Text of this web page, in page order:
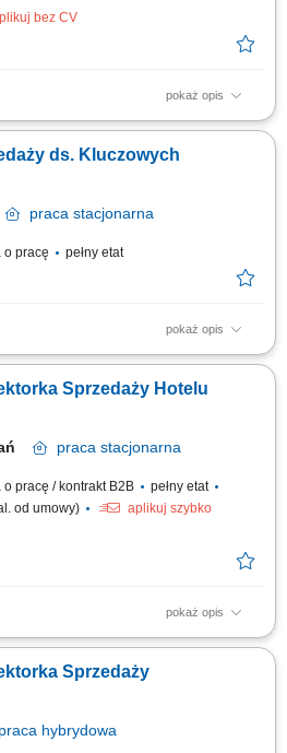
bez CV
pokaż opis
zarządzanie codzienną pracą oraz
handlowców, wyznaczanie celów
trendów rynkowych.
ds. Kluczowych
praca stacjonarna
o pracę pełny etat
pokaż opis
się zajmować: Partnerstwo na lata:
ale stawiamy na partnerski model
sprzedaży produktów BETA
Sprzedaży Hotelu
praca stacjonarna
o pracę / kontrakt B2B
pełny etat
od umowy)
aplikuj szybko
pokaż opis
strategii sprzedażowej hotelu oraz
i usług dodatkowych; Aktywne
segmentach corporate, MICE, leisure,
Sprzedaży
praca hybrydowa